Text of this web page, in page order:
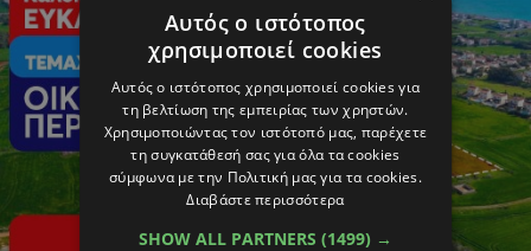
Αυτός ο ιστότοπος
χρησιμοποιεί cookies
Αυτός ο ιστότοπος χρησιμοποιεί cookies για
τη βελτίωση της εμπειρίας των χρηστών.
Χρησιμοποιώντας τον ιστότοπό μας, παρέχετε
τη συγκατάθεσή σας για όλα τα cookies
σύμφωνα με την Πολιτική μας για τα cookies.
Διαβάστε περισσότερα
SHOW ALL PARTNERS (1499) →